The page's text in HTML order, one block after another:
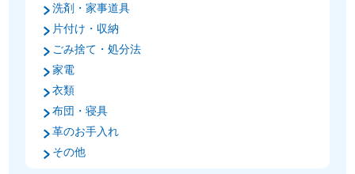
洗剤・家事道具
片付け・収納
ごみ捨て・処分法
家電
衣類
布団・寝具
革のお手入れ
その他